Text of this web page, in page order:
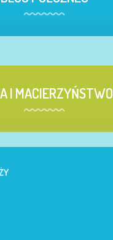
I MACIERZYŃSTWO